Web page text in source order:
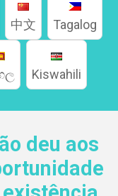
中文 Tagalog
Kiswahili
deu aos